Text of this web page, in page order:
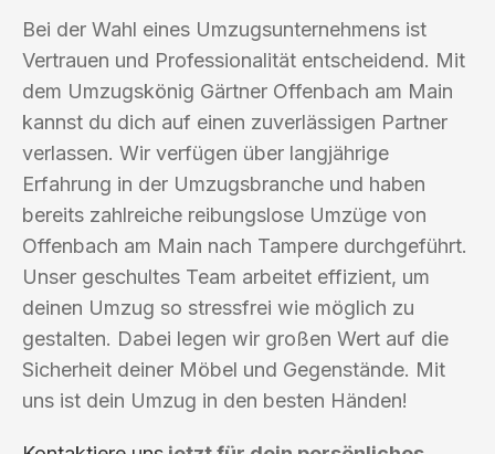
Bei der Wahl eines Umzugsunternehmens ist
Vertrauen und Professionalität entscheidend. Mit
dem Umzugskönig Gärtner Offenbach am Main
kannst du dich auf einen zuverlässigen Partner
verlassen. Wir verfügen über langjährige
Erfahrung in der Umzugsbranche und haben
bereits zahlreiche reibungslose Umzüge von
Offenbach am Main nach Tampere durchgeführt.
Unser geschultes Team arbeitet effizient, um
deinen Umzug so stressfrei wie möglich zu
gestalten. Dabei legen wir großen Wert auf die
Sicherheit deiner Möbel und Gegenstände. Mit
uns ist dein Umzug in den besten Händen!